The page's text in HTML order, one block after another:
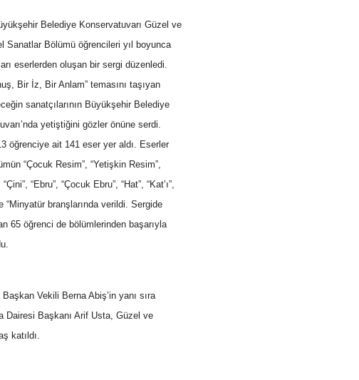
Belediye Konservatuvarı Güzel ve
Sanatlar Bölümü öğrencileri yıl boyunca
eserlerden oluşan bir sergi düzenledi.
Bir İz, Bir Anlam” temasını taşıyan
sanatçılarının Büyükşehir Belediye
yetiştiğini gözler önüne serdi.
öğrenciye ait 141 eser yer aldı. Eserler
“Çocuk Resim”, “Yetişkin Resim”,
“Ebru”, “Çocuk Ebru”, “Hat”, “Kat’ı”,
“Minyatür branşlarında verildi. Sergide
65 öğrenci de bölümlerinden başarıyla
Vekili Berna Abiş’in yanı sıra
Dairesi Başkanı Arif Usta, Güzel ve
katıldı.